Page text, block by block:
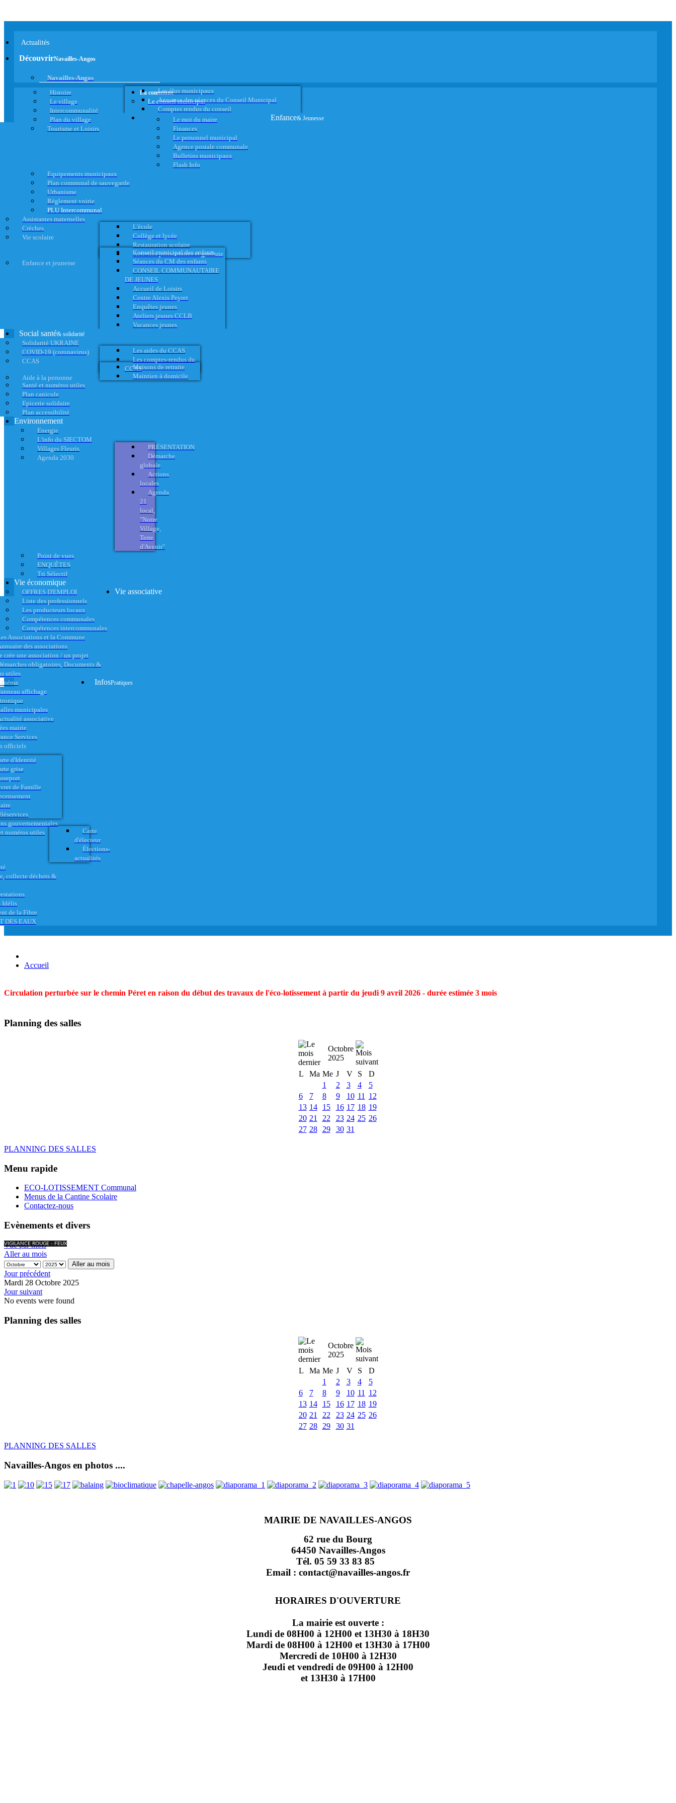
Actualités
DécouvrirNavailles-Angos
Navailles-Angos
Histoire
Le village
Intercommunalité
Plan du village
Tourisme et Loisirs
La commune
Le conseil municipal
Les élus municipaux
Annonce des séances du Conseil Municipal
Comptes rendus du conseil
Le mot du maire
Finances
Le personnel municipal
Agence postale communale
Bulletins municipaux
Flash Info
Equipements municipaux
Plan communal de sauvegarde
Urbanisme
Règlement voirie
PLU Intercommunal
Enfance& Jeunesse
Assistantes maternelles
Crèches
Vie scolaire
L'école
Collège et lycée
Restauration scolaire
Activités périscolaires et garderie
Enfance et jeunesse
Conseil municipal des enfants
Séances du CM des enfants
CONSEIL COMMUNAUTAIRE
DE JEUNES
Accueil de Loisirs
Centre Alexis Peyret
Enquêtes jeunes
Ateliers jeunes CCLB
Vacances jeunes
Social santé& solidarité
Solidarité UKRAINE
COVID-19 (coronavirus)
CCAS
Les aides du CCAS
Les comptes-rendus du
CCAS
Aide à la personne
Maisons de retraite
Maintien à domicile
Santé et numéros utiles
Plan canicule
Epicerie solidaire
Plan accessibilité
Environnement
Energie
L'info du SIECTOM
Villages Fleuris
Agenda 2030
PRÉSENTATION
Démarche
globale
Actions
locales
Agenda
21
local,
"Notre
Village,
Terre
d'Avenir"
Point de vues
ENQUÊTES
Tri Sélectif
Vie économique
OFFRES D'EMPLOI
Liste des professionnels
Les producteurs locaux
Compétences communales
Compétences intercommunales
Vie associative
Associations et la Commune
des associations
crée une association / un projet
obligatoires, Documents &
utiles
affichage
municipales
associative
InfosPratiques
mairie
Services
officiels
d'Identité
grise
de Famille
gouvernementales
numéros utiles
Carte
d'électeur
Élections-
actualités
collecte déchets &
Idélis
de la Fibre
DES EAUX
Accueil
Circulation perturbée sur le chemin Péret en raison du début des travaux de l'éco-lotissement à partir du jeudi 9 avril 2026 - durée estimée 3 mois
Planning des salles
Octobre
2025
L
Ma Me J V S
D
1
2 3 4
5
6
7 8 9 10 11
12
13 14 15 16 17 18 19
20 21 22 23 24 25 26
27 28 29 30 31
PLANNING DES SALLES
Menu rapide
ECO-LOTISSEMENT Communal
Menus de la Cantine Scolaire
Contactez-nous
Evènements et divers
VIGILANCE ROUGE - FEUX
Vue par mois
Aller au mois
Aller au mois
Jour précédent
Mardi 28 Octobre 2025
Jour suivant
No events were found
Planning des salles
Octobre
2025
L
Ma Me J V S
D
1
2 3 4
5
6
7 8 9 10 11
12
13 14 15 16 17 18 19
20 21 22 23 24 25 26
27 28 29 30 31
PLANNING DES SALLES
Navailles-Angos en photos ....
MAIRIE DE NAVAILLES-ANGOS
62 rue du Bourg
64450 Navailles-Angos
Tél. 05 59 33 83 85
Email : contact@navailles-angos.fr
HORAIRES D'OUVERTURE
La mairie est ouverte :
Lundi de 08H00 à 12H00 et 13H30 à 18H30
Mardi de 08H00 à 12H00 et 13H30 à 17H00
Mercredi de 10H00 à 12H30
Jeudi et vendredi de 09H00 à 12H00
et 13H30 à 17H00